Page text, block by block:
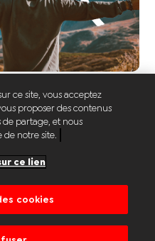
vol au
Version classique
ce site, vous acceptez
proposer des contenus
de partage, et nous
notre site.
ce lien
cookies